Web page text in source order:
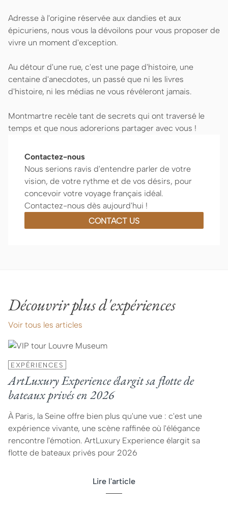
Adresse à l'origine réservée aux dandies et aux
épicuriens, nous vous la dévoilons pour vous proposer de
vivre un moment d'exception.
Au détour d'une rue, c'est une page d'histoire, une
centaine d'anecdotes, un passé que ni les livres
d'histoire, ni les médias ne vous révéleront jamais.
Montmartre recèle tant de secrets qui ont traversé le
temps et que nous adorerions partager avec vous !
Contactez-nous
Nous serions ravis d'entendre parler de votre
vision, de votre rythme et de vos désirs, pour
concevoir votre voyage français idéal.
Contactez-nous dès aujourd'hui !
CONTACT US
Découvrir plus d'expériences
Voir tous les articles
EXPÉRIENCES
ArtLuxury Experience élargit sa flotte de
bateaux privés en 2026
À Paris, la Seine offre bien plus qu'une vue : c'est une
expérience vivante, une scène raffinée où l'élégance
rencontre l'émotion. ArtLuxury Experience élargit sa
flotte de bateaux privés pour 2026
Lire l'article